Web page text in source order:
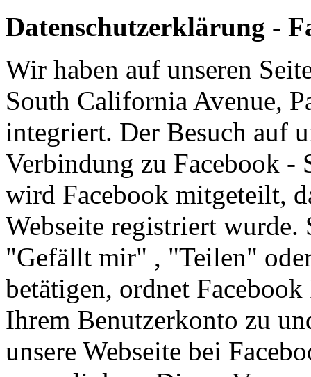
Datenschutzerklärung -
Wir haben auf unseren
South California Avenue,
integriert. Der Besuch auf
Verbindung zu Facebook -
wird Facebook mitgeteilt,
Webseite registriert
"Gefällt mir" , "Teilen"
betätigen, ordnet
Ihrem Benutzerkonto zu
unsere Webseite bei